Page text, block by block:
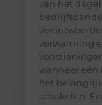
van het
verwarming
wanneer een
het
schakelen.